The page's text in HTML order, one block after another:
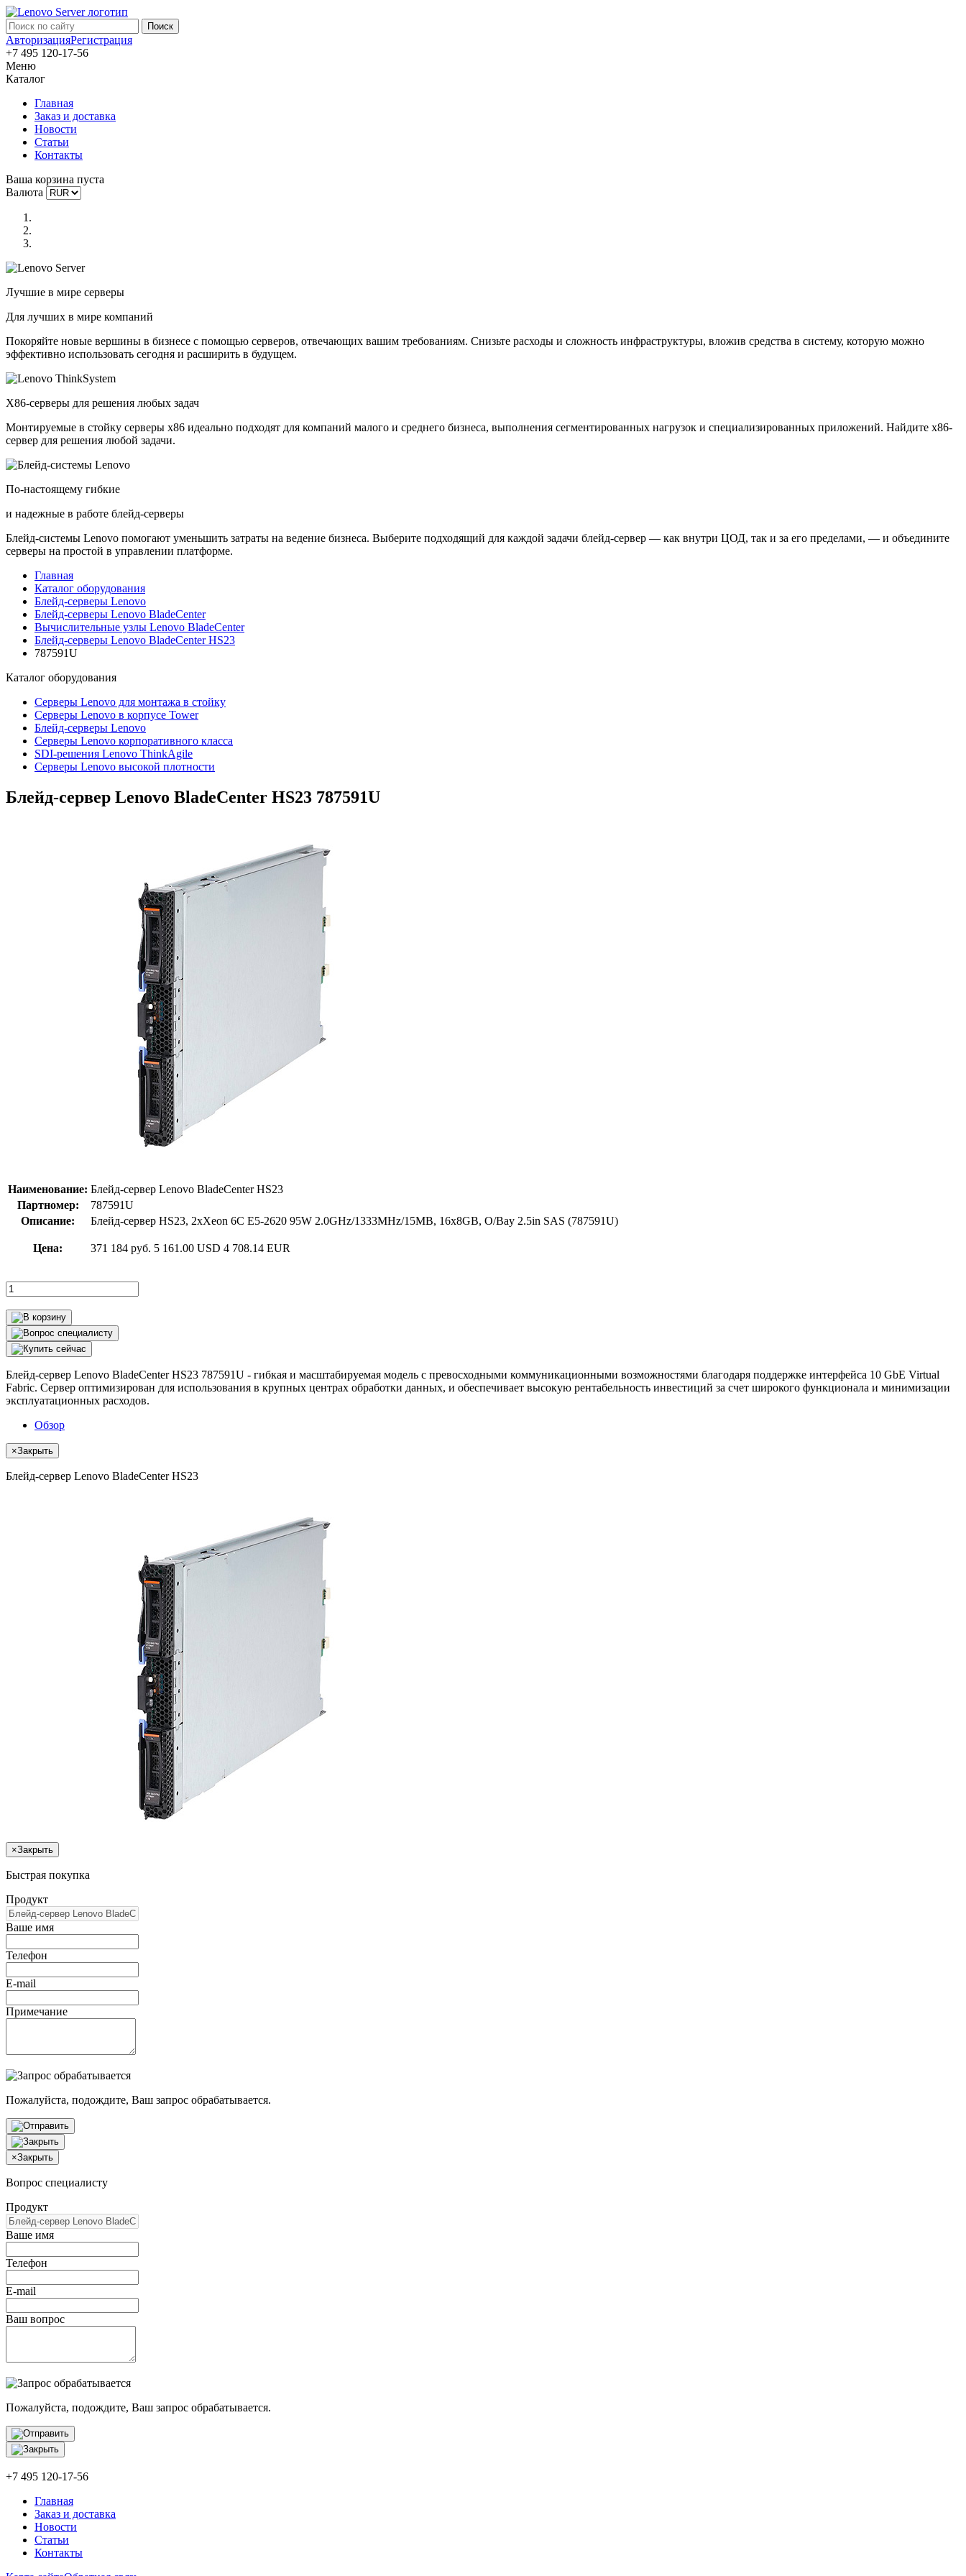
АвторизацияРегистрация
+7 495 120-17-56
Меню
Каталог
Главная
Заказ и доставка
Новости
Статьи
Контакты
Ваша корзина пуста
Валюта
Лучшие в мире серверы
Для лучших в мире компаний
Покоряйте новые вершины в бизнесе с помощью серверов, отвечающих вашим требованиям. Снизьте расходы и сложность инфраструктуры, вложив средства в систему, которую можно
эффективно использовать сегодня и расширить в будущем.
X86-серверы для решения любых задач
Монтируемые в стойку серверы x86 идеально подходят для компаний малого и среднего бизнеса, выполнения сегментированных нагрузок и специализированных приложений. Найдите x86-
сервер для решения любой задачи.
По-настоящему гибкие
и надежные в работе блейд-серверы
Блейд-системы Lenovo помогают уменьшить затраты на ведение бизнеса. Выберите подходящий для каждой задачи блейд-сервер — как внутри ЦОД, так и за его пределами, — и объедините
серверы на простой в управлении платформе.
Главная
Каталог оборудования
Блейд-серверы Lenovo
Блейд-серверы Lenovo BladeCenter
Вычислительные узлы Lenovo BladeCenter
Блейд-серверы Lenovo BladeCenter HS23
787591U
Каталог оборудования
Серверы Lenovo для монтажа в стойку
Серверы Lenovo в корпусе Tower
Блейд-серверы Lenovo
Cерверы Lenovo корпоративного класса
SDI-решения Lenovo ThinkAgile
Серверы Lenovo высокой плотности
Блейд-сервер Lenovo BladeCenter HS23 787591U
Наименование: Блейд-сервер Lenovo BladeCenter HS23
Партномер:
787591U
Описание:
Блейд-сервер HS23, 2xXeon 6C E5-2620 95W 2.0GHz/1333MHz/15MB, 16x8GB, O/Bay 2.5in SAS (787591U)
Цена: 371 184 руб. 5 161.00 USD 4 708.14 EUR
Блейд-сервер Lenovo BladeCenter HS23 787591U - гибкая и масштабируемая модель с превосходными коммуникационными возможностями благодаря поддержке интерфейса 10 GbE Virtual
Fabric. Сервер оптимизирован для использования в крупных центрах обработки данных, и обеспечивает высокую рентабельность инвестиций за счет широкого функционала и минимизации
эксплуатационных расходов.
Обзор
×Закрыть
Блейд-сервер Lenovo BladeCenter HS23
×Закрыть
Быстрая покупка
Продукт
Ваше имя
Телефон
E-mail
Примечание
Пожалуйста, подождите, Ваш запрос обрабатывается.
×Закрыть
Вопрос специалисту
Продукт
Ваше имя
Телефон
E-mail
Ваш вопрос
Пожалуйста, подождите, Ваш запрос обрабатывается.
+7 495 120-17-56
Главная
Заказ и доставка
Новости
Статьи
Контакты